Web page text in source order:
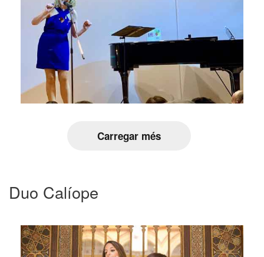
Carregar més
Duo Calíope